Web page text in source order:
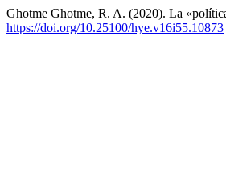
Ghotme Ghotme, R. A. (2020). La
https://doi.org/10.25100/hye.v16i55.10873